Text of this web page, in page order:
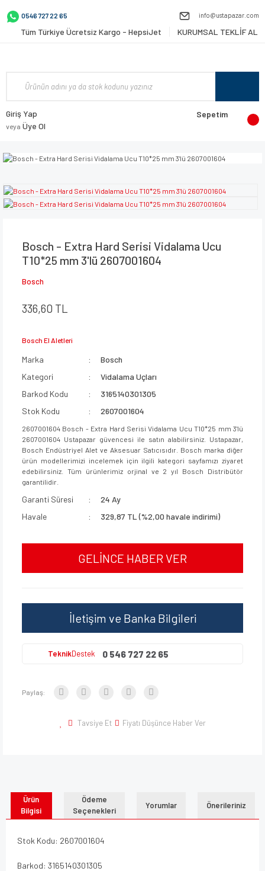
0546 727 22 65 info@ustapazar.com
Tüm Türkiye Ücretsiz Kargo - HepsiJet KURUMSAL TEKLİF AL
Giriş Yap
veya Üye Ol
Sepetim
Bosch - Extra Hard Serisi Vidalama Ucu
T10*25 mm 3'lü 2607001604
Bosch
336,60 TL
Bosch El Aletleri
Marka
Bosch
Kategori
Vidalama Uçları
Barkod Kodu
3165140301305
Stok Kodu
2607001604
2607001604 Bosch - Extra Hard Serisi Vidalama Ucu T10*25 mm 3'lü
2607001604 Ustapazar güvencesi ile satın alabilirsiniz. Ustapazar,
Bosch Endüstriyel Alet ve Aksesuar Satıcısıdır. Bosch marka diğer
ürün modellerimizi incelemek için ilgili kategori sayfamızı ziyaret
edebilirsiniz. Tüm ürünlerimiz orjinal ve 2 yıl Bosch Distribütör
garantilidir.
Garanti Süresi
24 Ay
Havale
329,87 TL (%2,00 havale indirimi)
GELİNCE HABER VER
İletişim ve Banka Bilgileri
TeknikDestek 0 546 727 22 65
Paylaş:
Tavsiye Et Fiyatı Düşünce Haber Ver
Ürün
Bilgisi
Ödeme
Seçenekleri
Yorumlar Önerileriniz
Stok Kodu: 2607001604
Barkod: 3165140301305